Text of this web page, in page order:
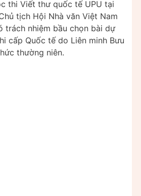
thi Viết thư quốc tế UPU tại
tịch Hội Nhà văn Việt Nam
trách nhiệm bầu chọn bài dự
cấp Quốc tế do Liên minh Bưu
thường niên.